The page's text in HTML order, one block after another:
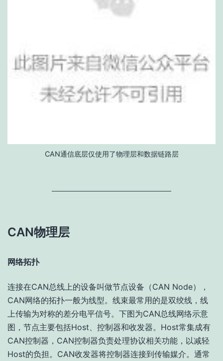
CAN通信底层仅使用了物理层和数据链路层
CAN物理层
网络拓扑
连接在CAN总线上的设备叫做节点设备（CAN Node），
CAN网络的拓扑一般为线型。线束最常用的是双绞线，线
上传输为对称的差分电平信号。下图为CAN总线网络示意
图，节点主要包括Host、控制器和收发器。Host常集成有
CAN控制器，CAN控制器负责处理协议相关功能，以减轻
Host的负担。CAN收发器将控制器连接到传输媒介。通常